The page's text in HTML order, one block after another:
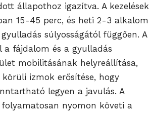
állapothoz igazítva. A kezelések
15-45 perc, és heti 2-3 alkalom
súlyosságától függően. A
a fájdalom és a gyulladás
mobilitásának helyreállítása,
izmok erősítése, hogy
legyen a javulás. A
nyomon követi a